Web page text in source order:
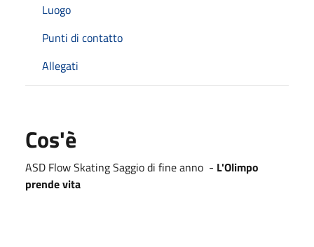
Luogo
Punti di contatto
Allegati
Cos'è
ASD Flow Skating Saggio di fine anno - L'Olimpo
prende vita